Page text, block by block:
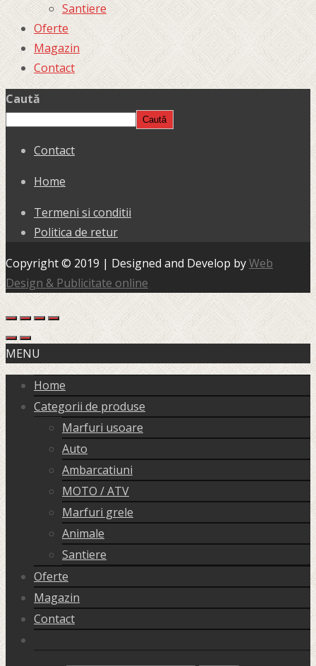
Santiere
Oferte
Magazin
Contact
Caută
Caută
Contact
Home
Termeni si conditii
Politica de retur
Copyright © 2019 | Designed and Develop byWeb
Design & Publicitate online
MENU
Home
Categorii de produse
Marfuri usoare
Auto
Ambarcatiuni
MOTO / ATV
Marfuri grele
Animale
Santiere
Oferte
Magazin
Contact